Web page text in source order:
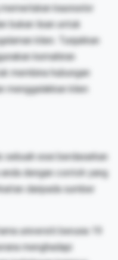
kaunselor
bukan lisan untuk
klien. Tunjukkan
kemahiran
membina hubungan
menggalakkan klien
esei berdasarkan
dengan contoh yang
daripada sumber
universiti berusia 19
menghadapi